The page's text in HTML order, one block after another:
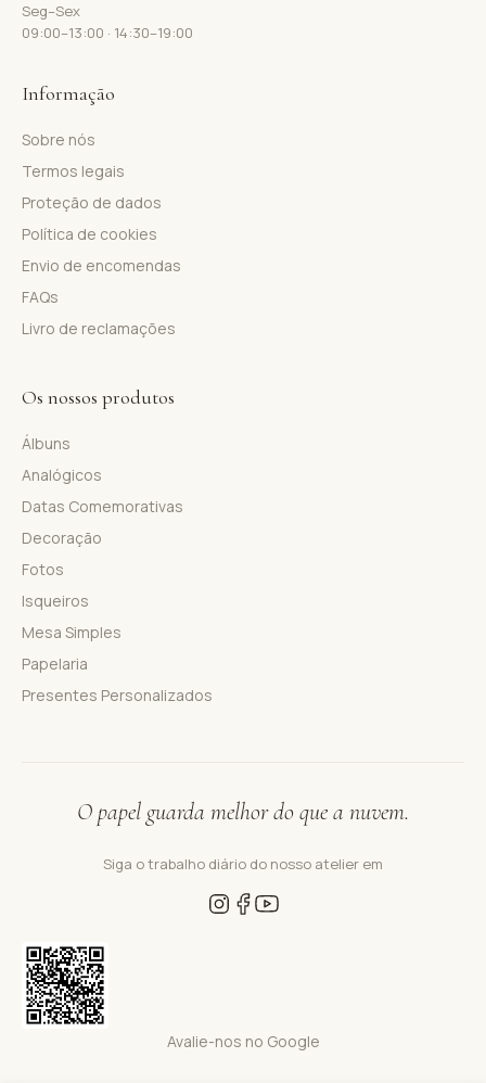
Seg–Sex
09:00–13:00 · 14:30–19:00
Informação
Sobre nós
Termos legais
Proteção de dados
Política de cookies
Envio de encomendas
FAQs
Livro de reclamações
Os nossos produtos
Álbuns
Analógicos
Datas Comemorativas
Decoração
Fotos
Isqueiros
Mesa Simples
Papelaria
Presentes Personalizados
O papel guarda melhor do que a nuvem.
Siga o trabalho diário do nosso atelier em
Avalie-nos no Google